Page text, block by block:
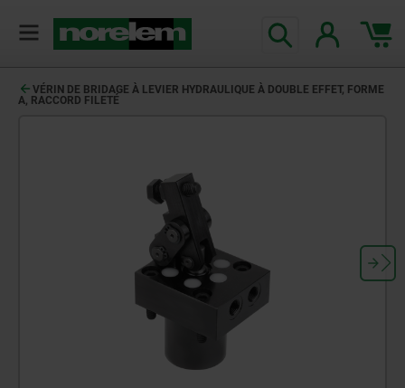
VÉRIN DE BRIDAGE À LEVIER HYDRAULIQUE À DOUBLE EFFET, FORME
A, RACCORD FILETÉ